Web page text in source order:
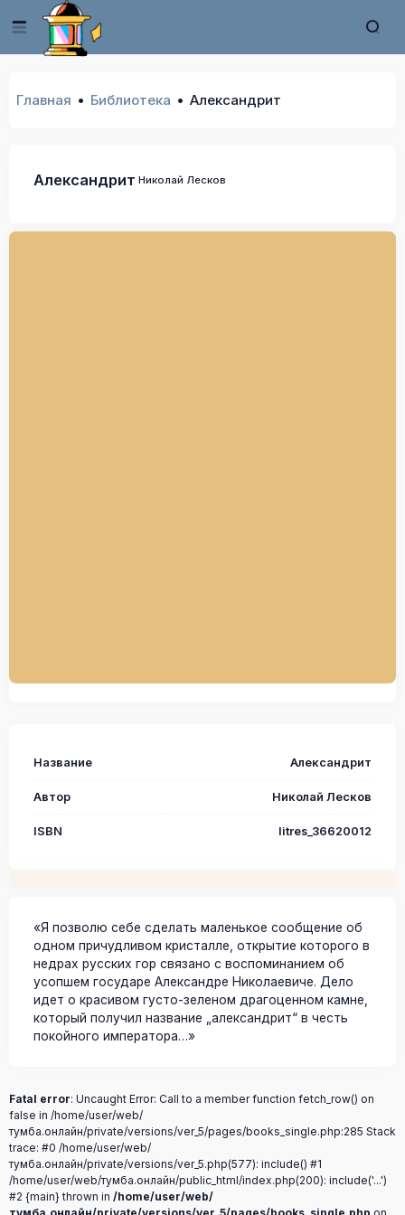
Главная Библиотека Александрит
Александрит Николай Лесков
Название Александрит
Автор Николай Лесков
ISBN litres_36620012
«Я позволю себе сделать маленькое сообщение об
одном причудливом кристалле, открытие которого в
недрах русских гор связано с воспоминанием об
усопшем государе Александре Николаевиче. Дело
идет о красивом густо-зеленом драгоценном камне,
который получил название „александрит“ в честь
покойного императора…»
Fatal error: Uncaught Error: Call to a member function fetch_row() on
false in /home/user/web/
тумба.онлайн/private/versions/ver_5/pages/books_single.php:285 Stack
trace: #0 /home/user/web/
тумба.онлайн/private/versions/ver_5.php(577): include() #1
/home/user/web/тумба.онлайн/public_html/index.php(200): include('...')
#2 {main} thrown in /home/user/web/